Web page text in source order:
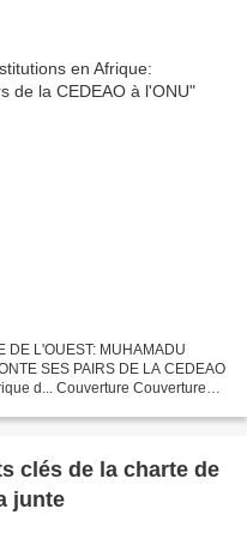
DE L'OUEST: MUHAMADU
SES PAIRS DE LA CEDEAO
d... Couverture Couverture
clés de la charte de
junte